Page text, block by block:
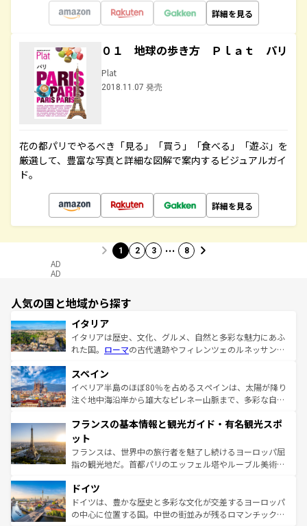
詳細を見る
０１ 地球の歩き方 Ｐｌａｔ パリ
Plat
2018.11.07 発売
花の都パリでやるべき「見る」「買う」「食べる」「遊ぶ」を
厳選して、豊富な写真と詳細な図解で案内するビジュアルガイ
ド。
詳細を見る
1 2 3 … 8
AD
AD
人気の国と地域から探す
イタリア
イタリアは歴史、文化、グルメ、自然と多彩な魅力にあふ
れた国。 ローマの古代遺跡やフィレンツェのルネッサンス
ろん、トスカーナの美しい田園風景やアマルフィ海岸の絶
景など、自然景観も見逃せない。観光の合間には、本場の
ピザやパスタなど、絶品のイタリア料理を堪能することも
ませてくれるイタリアで、忘れられない旅をしてみよう！
なお、新着のイタリア情報は
しい。
スペイン
イベリア半島のほぼ80％を占めるスペインは、太陽が降り
注ぐ地中海沿岸から雄大なピレネー山脈まで、多彩な自然
文化が根付くこの国では、情熱的なフラメンコ、熱気あふ
れる闘牛、そして美味しいタパスが生活の一部となってい
る。首都マドリードの洗練された雰囲気や、バルセロナの
アートに溢れた街角から、地方では古代ローマ遺跡や中世
せる。地方によって風土や気候が異なるスペインはその個
性で訪れる人を魅了する。 なお、新着のスペイン情報は コ
ンテンツ一覧を参照してほしい。
フランスの基本情報と観光ガイド・有名観光スポ
ット
フランスは、世界中の旅行者を魅了し続けるヨーロッパ屈
指の観光地だ。首都パリのエッフェル塔やルーブル美術館
で、幅広い魅力が詰まっている。華麗な宮殿、歴史的な大
聖堂、美しいビーチ、そして豊かな自然が、訪れる者を心
から魅了する。また、フランスは美食の国としても知ら
ドイツ
ドイツは、豊かな歴史と多彩な文化が交差するヨーロッパ
の中心に位置する国。中世の街並みが残るロマンチック街